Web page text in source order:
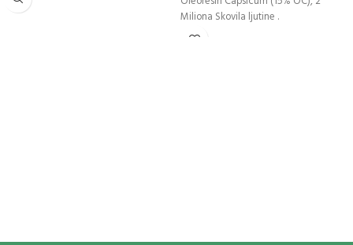
Miliona Skovila ljutine .
Sprej ima karakteristike Magle sa